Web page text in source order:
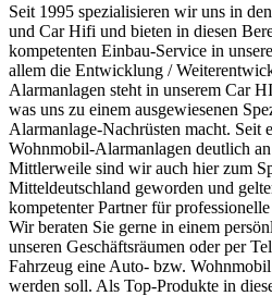
Seit 1995 spezialisieren wir uns in
und Car Hifi und bieten in diesen
kompetenten Einbau-Service in
allem die Entwicklung /
Alarmanlagen steht in unserem Car
was uns zu einem ausgewiesenen
Alarmanlage-Nachrüsten macht. Seit
Wohnmobil-Alarmanlagen deutlich
Mittlerweile sind wir auch hier zum
Mitteldeutschland geworden und
kompetenter Partner für
Wir beraten Sie gerne in einem
unseren Geschäftsräumen oder per
Fahrzeug eine Auto- bzw.
werden soll. Als Top-Produkte in